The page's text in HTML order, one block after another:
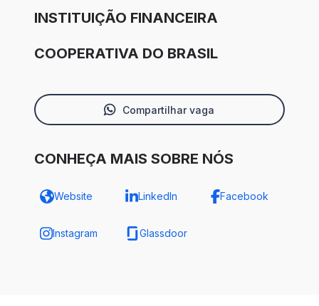
INSTITUIÇÃO FINANCEIRA
COOPERATIVA DO BRASIL
Compartilhar vaga
CONHEÇA MAIS SOBRE NÓS
Website LinkedIn Facebook
Instagram Glassdoor